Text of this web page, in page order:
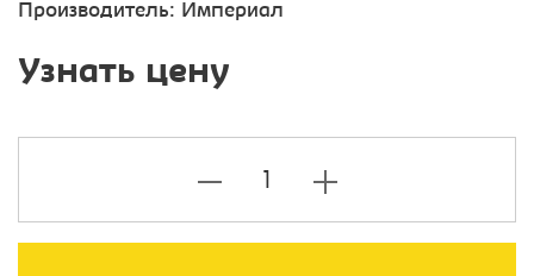
Производитель: Империал
Узнать цену